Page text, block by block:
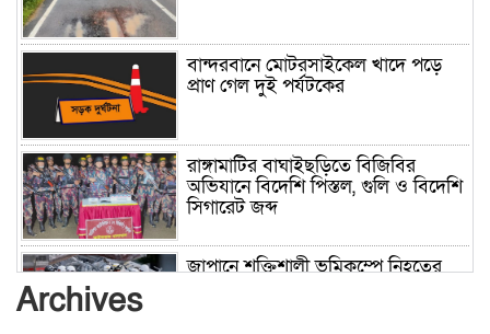
বান্দরবানে মোটরসাইকেল খাদে পড়ে
প্রাণ গেল দুই পর্যটকের
রাঙ্গামাটির বাঘাইছড়িতে বিজিবির
অভিযানে বিদেশি পিস্তল, গুলি ও বিদেশি
সিগারেট জব্দ
জাপানে শক্তিশালী ভূমিকম্পে নিহতের
Archives